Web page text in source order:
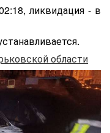
ликвидация - в
области